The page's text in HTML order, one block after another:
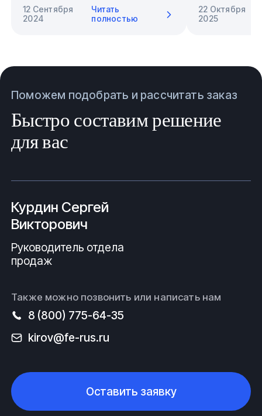
12 Сентября
2024
Читать
полностью
22 Октября
2025
Поможем подобрать и рассчитать заказ
Быстро составим решение
для вас
Курдин Сергей
Викторович
Руководитель отдела
продаж
Также можно позвонить или написать нам
8 (800) 775-64-35
kirov@fe-rus.ru
Оставить заявку